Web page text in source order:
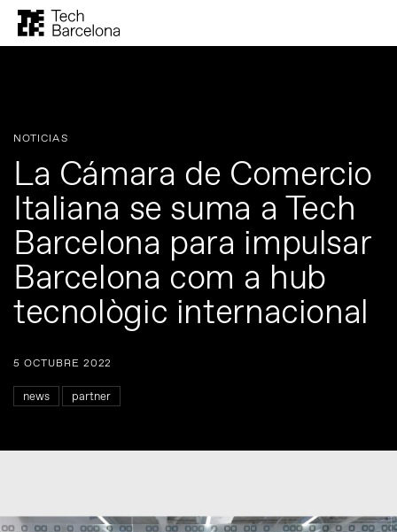
NOTICIAS
La Cámara de Comercio
Italiana se suma a Tech
Barcelona para impulsar
Barcelona com a hub
tecnològic internacional
5 OCTUBRE 2022
news partner